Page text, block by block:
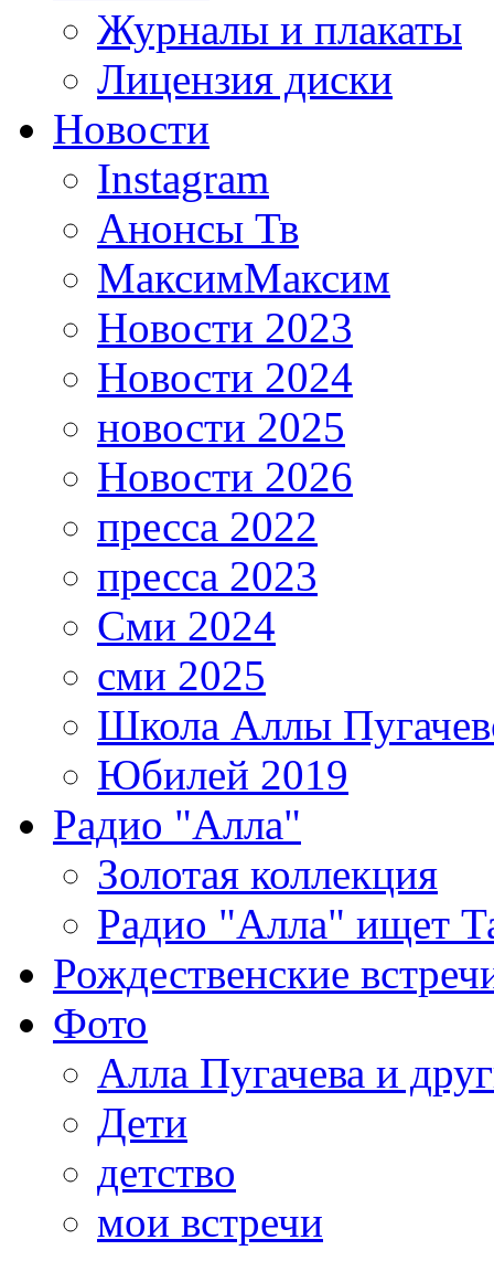
Журналы и плакаты
Лицензия диски
Новости
Instagram
Анонсы Тв
МаксимМаксим
Новости 2023
Новости 2024
новости 2025
Новости 2026
пресса 2022
пресса 2023
Сми 2024
сми 2025
Школа Аллы
Юбилей 2019
Радио "Алла"
Золотая коллекция
Радио "Алла" ищет
Рождественские
Фото
Алла Пугачева и
Дети
детство
мои встречи